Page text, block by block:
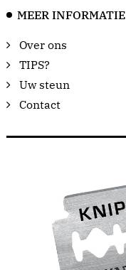
MEER INFORMATIE
Over ons
TIPS?
Uw steun
Contact